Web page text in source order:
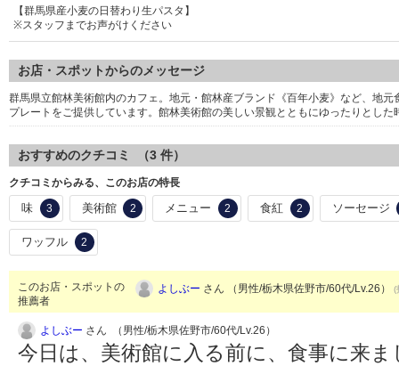
【群馬県産小麦の日替わり生パスタ】
※スタッフまでお声がけください
お店・スポットからのメッセージ
群馬県立館林美術館内のカフェ。地元・館林産ブランド《百年小麦》など、地
プレートをご提供しています。館林美術館の美しい景観とともにゆったりとした
おすすめのクチコミ （3 件）
クチコミからみる、このお店の特長
味 3 美術館 2 メニュー 2 食紅 2 ソーセージ
ワッフル 2
このお店・スポットの
推薦者
よしぶー さん （男性/栃木県佐野市/60代/Lv.26） (
よしぶー さん （男性/栃木県佐野市/60代/Lv.26）
今日は、美術館に入る前に、食事に来